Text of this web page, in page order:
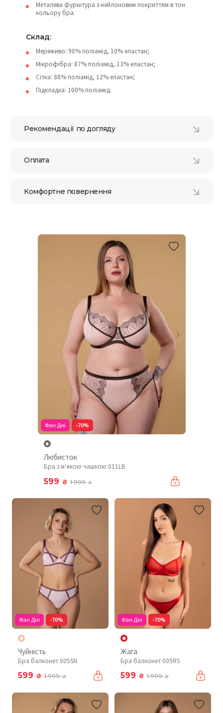
Металева фурнітура з нейлоновим покриттям в тон
кольору бра.
Склад:
Мереживо: 90% поліамід, 10% еластан;
Мікрофібра: 87% поліамід, 13% еластан;
Сітка: 88% поліамід, 12% еластан;
Підкладка: 100% поліамід.
Рекомендації по догляду
Оплата
Комфортне повернення
Фан Дні -70%
Любисток
Бра з м'якою чашкою 011LB
599 ₴ 1 999₴
Фан Дні -70%
Чуйність
Бра балконет 005SN
599 ₴ 1 999₴
Фан Дні -70%
Жага
Бра балконет 005RS
599 ₴ 1 999₴